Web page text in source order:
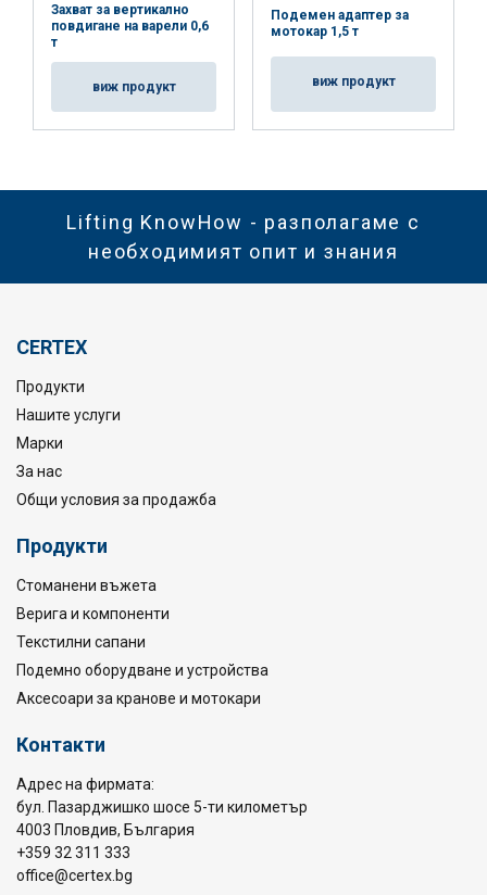
Захват за вертикално
повдигане на варели 0,6
т
виж продукт
Подемен адаптер за
мотокар 1,5 т
виж продукт
Lifting KnowHow - разполагаме с
необходимият опит и знания
CERTEX
Продукти
Нашите услуги
Марки
За нас
Общи условия за продажба
Продукти
Стоманени въжета
Верига и компоненти
Текстилни сапани
Подемно оборудване и устройства
Аксесоари за кранове и мотокари
Контакти
Адрес на фирмата:
бул. Пазарджишко шосе 5-ти километър
4003 Пловдив, България
+359 32 311 333
office@certex.bg